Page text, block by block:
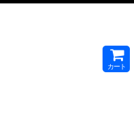
カート